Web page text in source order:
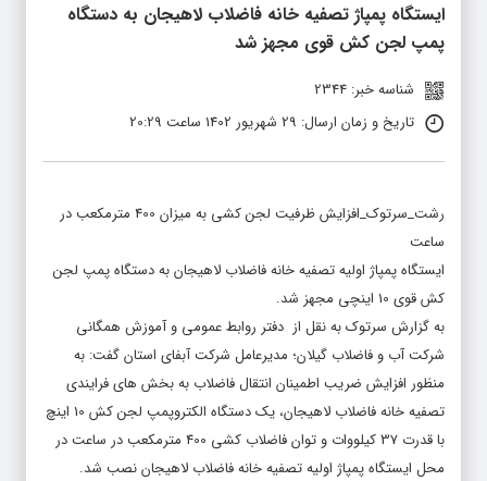
ایستگاه پمپاژ تصفیه خانه فاضلاب لاهیجان به دستگاه
پمپ لجن کش قوی مجهز شد
شناسه خبر: 2344
تاریخ و زمان ارسال: 29 شهریور 1402 ساعت 20:29
رشت_سرتوک_افزایش ظرفیت لجن کشی به میزان 400 مترمکعب در
ساعت
ایستگاه پمپاژ اولیه تصفیه خانه فاضلاب لاهیجان به دستگاه پمپ لجن
کش قوی 10 اینچی مجهز شد.
به گزارش سرتوک به نقل از دفتر روابط عمومی و آموزش همگانی
شرکت آب و فاضلاب گیلان؛ مدیرعامل شرکت آبفای استان گفت: به
منظور افزایش ضریب اطمینان انتقال فاضلاب به بخش های فرایندی
تصفیه خانه فاضلاب لاهیجان، یک دستگاه الکتروپمپ لجن کش 10 اینچ
با قدرت 37 کیلووات و توان فاضلاب کشی 400 مترمکعب در ساعت در
محل ایستگاه پمپاژ اولیه تصفیه خانه فاضلاب لاهیجان نصب شد.